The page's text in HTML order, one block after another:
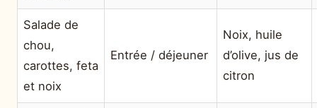
Salade de
chou,
carottes, feta
et noix
Entrée / déjeuner
Noix, huile
d’olive, jus de
citron